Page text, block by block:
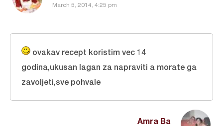
March 5, 2014, 4:25 pm
Amra Ba
ovakav recept koristim vec 14
godina,ukusan lagan za napraviti a morate ga
zavoljeti,sve pohvale